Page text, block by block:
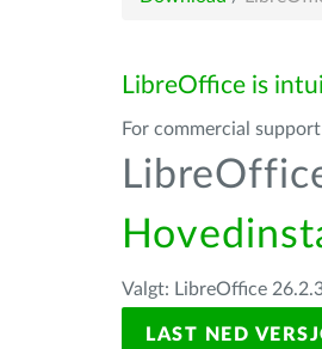
LibreOffice is
For commercial
Valgt: LibreOffice
LAST NED